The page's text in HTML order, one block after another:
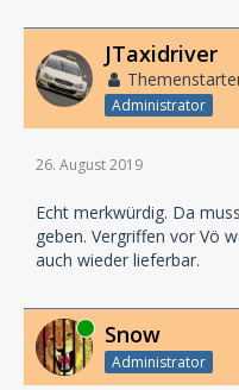
JTaxidriver
Administrator
26. August 2019
Echt merkwürdig. Da
geben. Vergriffen vor Vö
auch wieder lieferbar.
Online Snow
Administrator